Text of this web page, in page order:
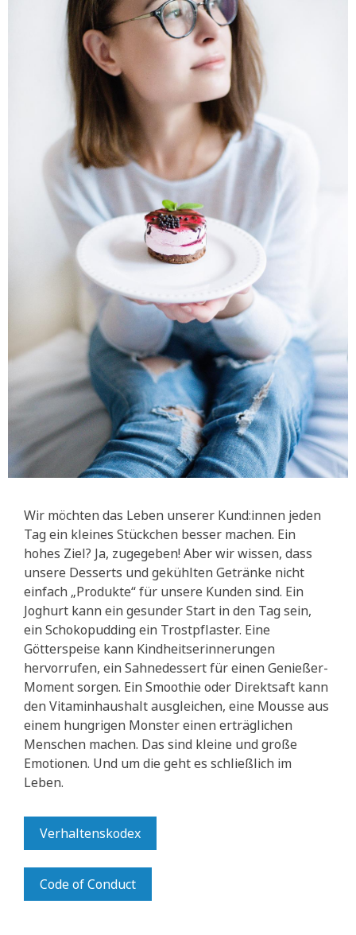
Wir möchten das Leben unserer Kund:innen jeden
Tag ein kleines Stückchen besser machen. Ein
hohes Ziel? Ja, zugegeben! Aber wir wissen, dass
unsere Desserts und gekühlten Getränke nicht
einfach „Produkte“ für unsere Kunden sind. Ein
Joghurt kann ein gesunder Start in den Tag sein,
ein Schokopudding ein Trostpflaster. Eine
Götterspeise kann Kindheitserinnerungen
hervorrufen, ein Sahnedessert für einen Genießer-
Moment sorgen. Ein Smoothie oder Direktsaft kann
den Vitaminhaushalt ausgleichen, eine Mousse aus
einem hungrigen Monster einen erträglichen
Menschen machen. Das sind kleine und große
Emotionen. Und um die geht es schließlich im
Leben.
Verhaltenskodex
Code of Conduct